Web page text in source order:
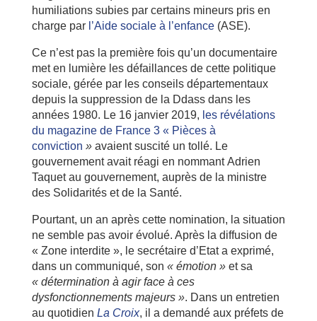
humiliations subies par certains mineurs pris en
charge par l’Aide sociale à l’enfance(ASE).
Ce n’est pas la première fois qu’un documentaire
met en lumière les défaillances de cette politique
sociale, gérée par les conseils départementaux
depuis la suppression de la Ddass dans les
années 1980. Le 16 janvier 2019, les révélations
du magazine de France 3 « Pièces à
conviction » avaient suscité un tollé. Le
gouvernement avait réagi en nommant Adrien
Taquet au gouvernement, auprès de la ministre
des Solidarités et de la Santé.
Pourtant, un an après cette nomination, la situation
ne semble pas avoir évolué. Après la diffusion de
« Zone interdite », le secrétaire d’Etat a exprimé,
dans un communiqué, son « émotion »et sa
« détermination à agir face à ces
dysfonctionnements majeurs ». Dans un entretien
au quotidien La Croix, il a demandé aux préfets de